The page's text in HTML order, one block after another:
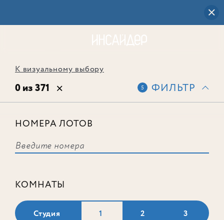
К визуальному выбору
0 из 371 5 ФИЛЬТР
НОМЕРА ЛОТОВ
КОМНАТЫ
Студия 1 2 3
соответствует ни одного лота